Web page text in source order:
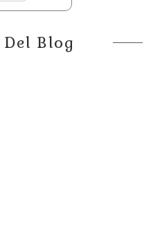
Blog